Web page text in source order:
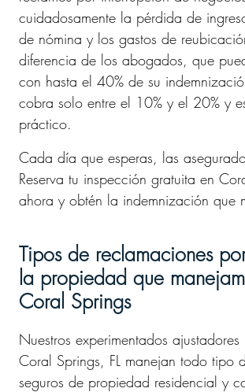
cuidadosamente la pérdida de
de nómina y los gastos de
diferencia de los abogados, que
con hasta el 40% de su
cobra solo entre el 10% y el 20% y
práctico.
Cada día que esperas, las
Reserva tu inspección gratuita en
ahora y obtén la indemnización que
Tipos de reclamaciones
la propiedad que
Coral Springs
Nuestros experimentados
Coral Springs, FL manejan todo tipo
seguros de propiedad residencial y